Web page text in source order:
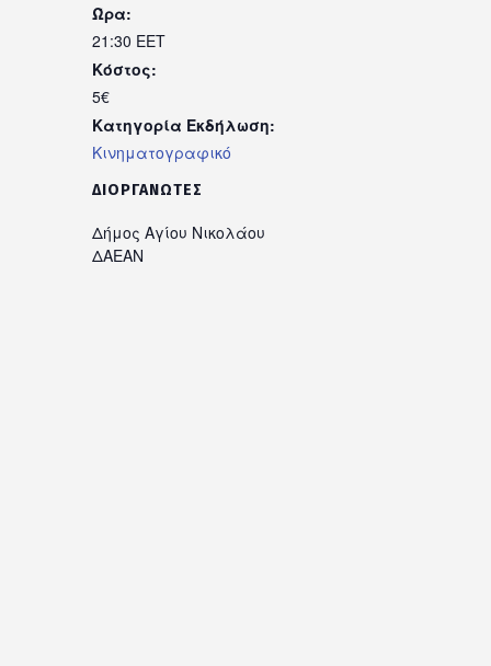
Ώρα:
21:30 EET
Κόστος:
5€
Κατηγορία Εκδήλωση:
Κινηματογραφικό
ΔΙΟΡΓΑΝΩΤΈΣ
Δήμος Αγίου Νικολάου
ΔΑΕΑΝ